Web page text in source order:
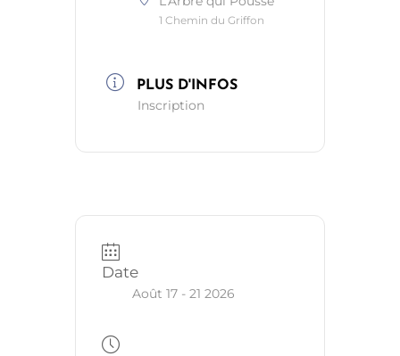
1 Chemin du Griffon
PLUS D'INFOS
Inscription
Date
Août 17 - 21 2026